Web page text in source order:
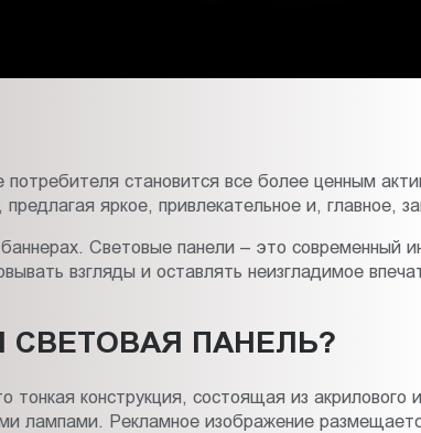
становится все более ценным
яркое, привлекательное и, главное,
Световые панели – это современный
взгляды и оставлять неизгладимое
СВЕТОВАЯ ПАНЕЛЬ?
тонкая конструкция, состоящая из акрилового
лампами. Рекламное изображение